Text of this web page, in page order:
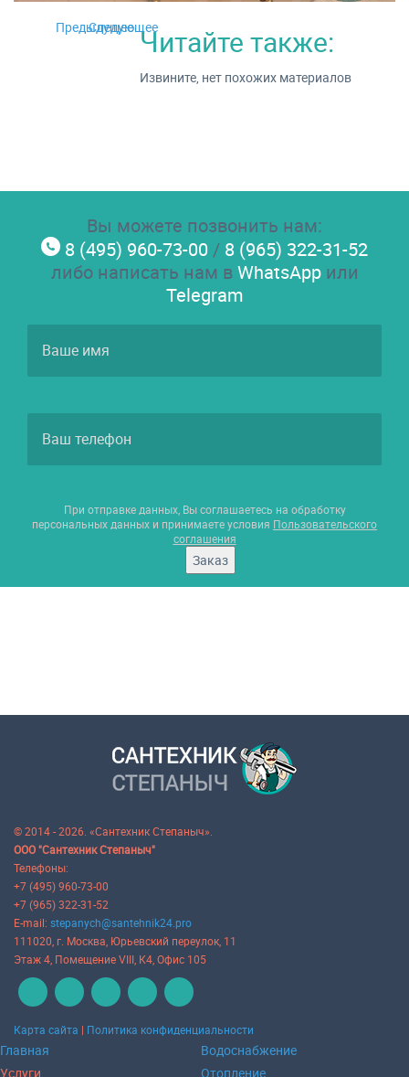
Предыдущее
СледующееЧитайте также:
Извините, нет похожих материалов
Вы можете позвонить нам:
8 (495) 960-73-00 / 8 (965) 322-31-52
либо написать нам вWhatsAppили
Telegram
При отправке данных, Вы соглашаетесь на обработку
персональных данных и принимаете условия Пользовательского
соглашения
Заказ
© 2014 - 2026. «Сантехник Степаныч».
ООО "Сантехник Степаныч"
Телефоны:
+7 (495) 960-73-00
+7 (965) 322-31-52
E-mail: stepanych@santehnik24.pro
111020, г. Москва, Юрьевский переулок, 11
Этаж 4, Помещение VIII, К4, Офис 105
Карта сайта | Политика конфиденциальности
Главная
Услуги
Водоснабжение
Отопление